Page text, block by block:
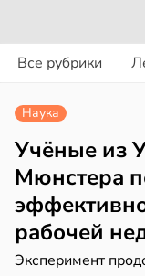
Все рубрики
Наука
Учёные из
Мюнстера
рабочей
Эксперимент
в19:27